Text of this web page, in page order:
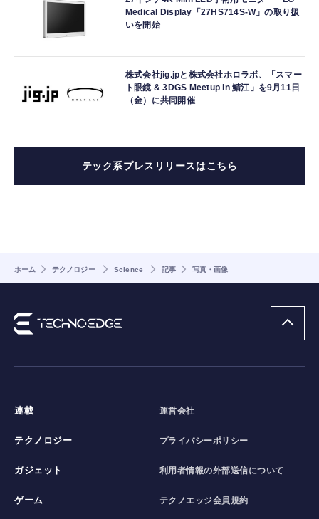
Medical Display「27HS714S-W」の取り扱
いを開始
株式会社jig.jpと株式会社ホロラボ、「スマー
ト眼鏡 & 3DGS Meetup in 鯖江」を9月11日
（金）に共同開催
テック系プレスリリースはこちら
ホーム テクノロジー Science 記事 写真・画像
連載
テクノロジー
ガジェット
ゲーム
運営会社
プライバシーポリシー
利用者情報の外部送信について
テクノエッジ会員規約